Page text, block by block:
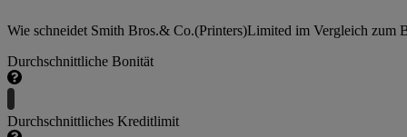
Wie schneidet Smith Bros.& Co.(Printers)Limited im Vergleich zum
Durchschnittliche Bonität
Durchschnittliches Kreditlimit